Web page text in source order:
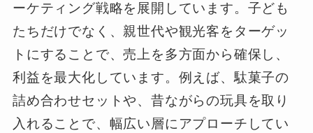
ーケティング戦略を展開しています。子ども
たちだけでなく、親世代や観光客をターゲッ
トにすることで、売上を多方面から確保し、
利益を最大化しています。例えば、駄菓子の
詰め合わせセットや、昔ながらの玩具を取り
入れることで、幅広い層にアプローチしてい